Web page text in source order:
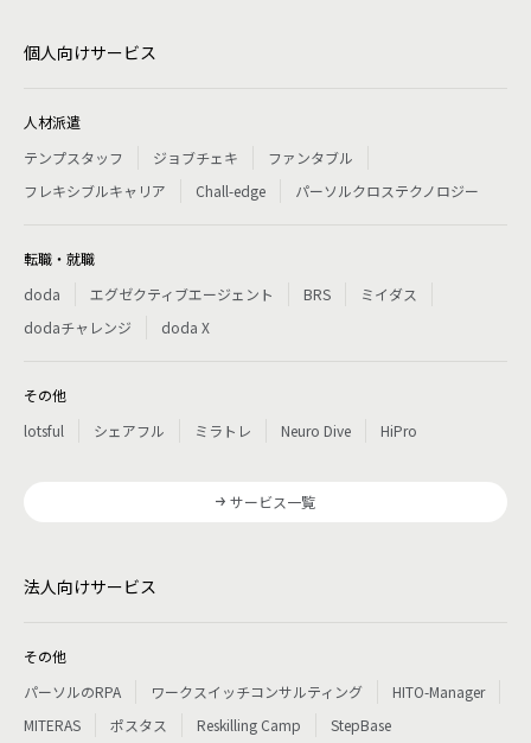
個人向けサービス
人材派遣
テンプスタッフ
ジョブチェキ
ファンタブル
フレキシブルキャリア
Chall-edge パーソルクロステクノロジー
転職・就職
doda
エグゼクティブエージェント BRS
ミイダス
dodaチャレンジ
doda X
その他
lotsful
シェアフル ミラトレ Neuro Dive HiPro
サービス一覧
法人向けサービス
その他
パーソルのRPA
ワークスイッチコンサルティング
HITO-Manager
MITERAS
ポスタス Reskilling Camp StepBase